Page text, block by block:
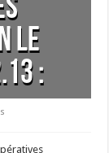
le
: